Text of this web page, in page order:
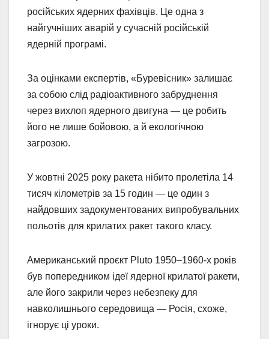
російських ядерних фахівців. Це одна з
найгучніших аварій у сучасній російській
ядерній програмі.
За оцінками експертів, «Буревісник» залишає
за собою слід радіоактивного забруднення
через вихлоп ядерного двигуна — це робить
його не лише бойовою, а й екологічною
загрозою.
У жовтні 2025 року ракета нібито пролетіла 14
тисяч кілометрів за 15 годин — це один з
найдовших задокументованих випробувальних
польотів для крилатих ракет такого класу.
Американський проєкт Pluto 1950–1960-х років
був попередником ідеї ядерної крилатої ракети,
але його закрили через небезпеку для
навколишнього середовища — Росія, схоже,
ігнорує ці уроки.